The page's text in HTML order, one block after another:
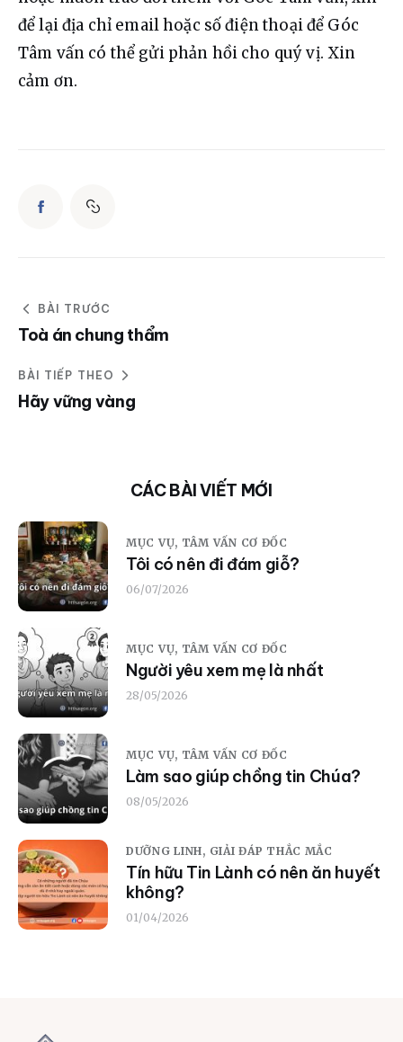
để lại địa chỉ email hoặc số điện thoại để Góc
Tâm vấn có thể gửi phản hồi cho quý vị. Xin
cảm ơn.
BÀI TRƯỚC
Toà án chung thẩm
BÀI TIẾP THEO
Hãy vững vàng
CÁC BÀI VIẾT MỚI
MỤC VỤ, TÂM VẤN CƠ ĐỐC
Tôi có nên đi đám giỗ?
06/07/2026
MỤC VỤ, TÂM VẤN CƠ ĐỐC
Người yêu xem mẹ là nhất
28/05/2026
MỤC VỤ, TÂM VẤN CƠ ĐỐC
Làm sao giúp chồng tin Chúa?
08/05/2026
DƯỠNG LINH, GIẢI ĐÁP THẮC MẮC
Tín hữu Tin Lành có nên ăn huyết
không?
01/04/2026